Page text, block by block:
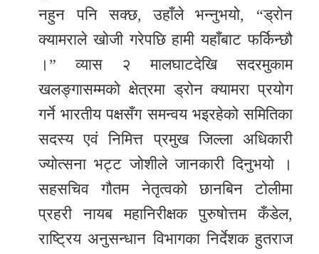
नहुन पनि सक्छ, उहाँले भन्नुभयो, “ड्रोन
क्यामराले खोजी गरेपछि हामी यहाँबाट फर्किन्छौ
।” व्यास २ मालघाटदेखि सदरमुकाम
खलङ्गासम्मको क्षेत्रमा ड्रोन क्यामरा प्रयोग
गर्ने भारतीय पक्षसँग समन्वय भइरहेको समितिका
सदस्य एवं निमित्त प्रमुख जिल्ला अधिकारी
ज्योत्सना भट्ट जोशीले जानकारी दिनुभयो ।
सहसचिव गौतम नेतृत्वको छानबिन टोलीमा
प्रहरी नायब महानिरीक्षक पुरुषोत्तम कँडेल,
राष्ट्रिय अनुसन्धान विभागका निर्देशक हुतराज